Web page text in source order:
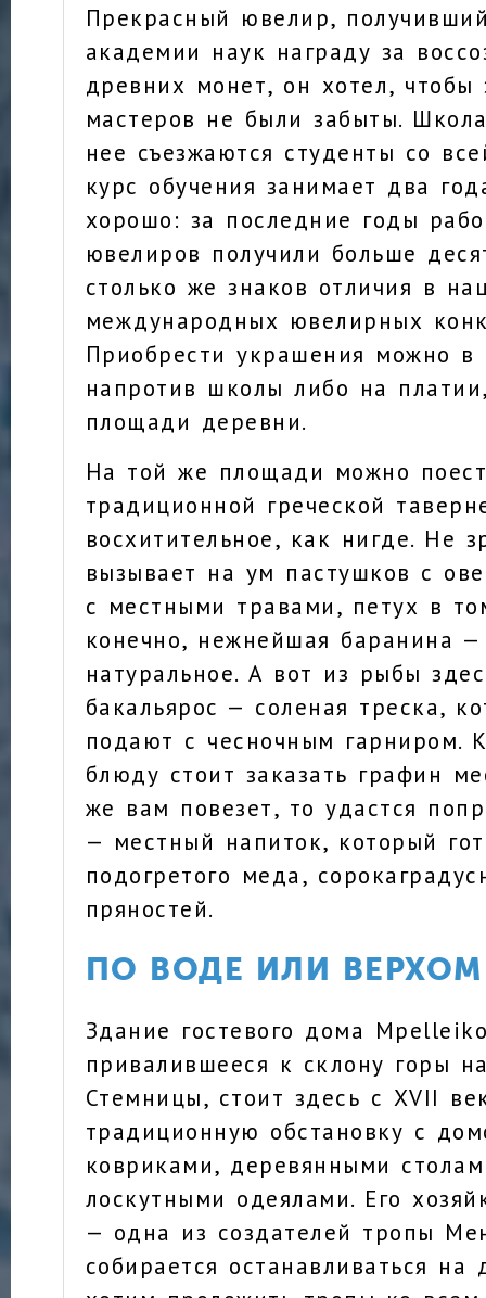
Прекрасный ювелир,
академии наук награду за
древних монет, он хотел, чтобы
мастеров не были забыты.
нее съезжаются студенты со
курс обучения занимает два
хорошо: за последние годы
ювелиров получили больше
столько же знаков отличия в
международных ювелирных
Приобрести украшения можно в
напротив школы либо на
площади деревни.
На той же площади можно
традиционной греческой
восхитительное, как нигде. Не
вызывает на ум пастушков с
с местными травами, петух в
конечно, нежнейшая баранина —
натуральное. А вот из рыбы
бакальярос — соленая треска,
подают с чесночным гарниром.
блюду стоит заказать графин
же вам повезет, то удастся
— местный напиток, который
подогретого меда,
пряностей.
ПО ВОДЕ ИЛИ ВЕРХОМ
Здание гостевого дома
привалившееся к склону горы
Стемницы, стоит здесь с XVII
традиционную обстановку с
ковриками, деревянными
лоскутными одеялами. Его
— одна из создателей тропы
собирается останавливаться